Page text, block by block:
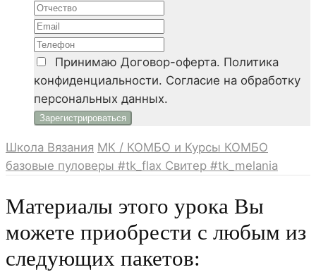
Принимаю Договор-оферта. Политика
конфиденциальности. Согласие на обработку
персональных данных.
Школа Вязания МК / КОМБО и Курсы КОМБО
базовые пуловеры #tk_flax Свитер #tk_melania
Материалы этого урока Вы
можете приобрести с любым из
следующих пакетов: